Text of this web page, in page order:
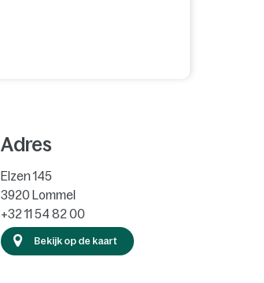
Adres
Elzen 145
3920 Lommel
+32 11 54 82 00
Bekijk op de kaart